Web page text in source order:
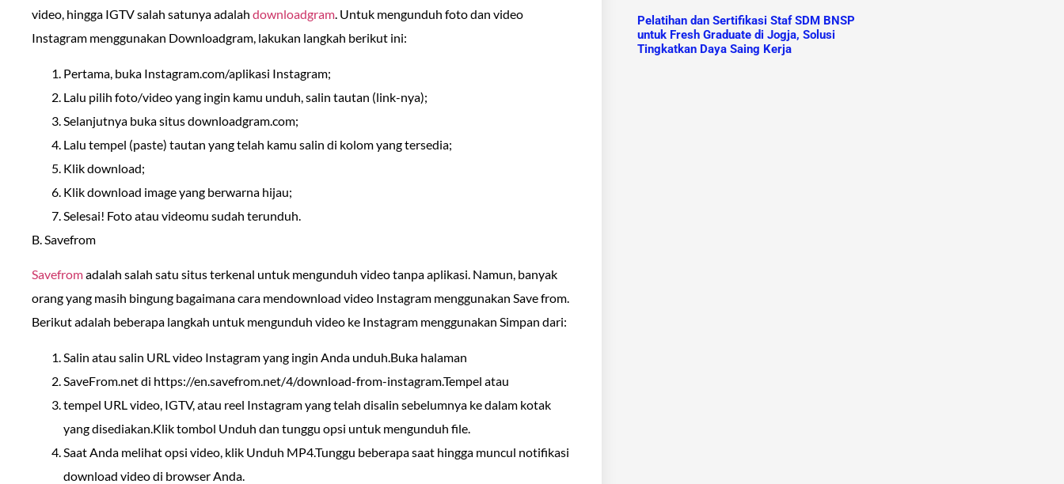
video, hingga IGTV salah satunya adalah downloadgram. Untuk mengunduh foto dan video
Instagram menggunakan Downloadgram, lakukan langkah berikut ini:
Pertama, buka Instagram.com/aplikasi Instagram;
Lalu pilih foto/video yang ingin kamu unduh, salin tautan (link-nya);
Selanjutnya buka situs downloadgram.com;
Lalu tempel (paste) tautan yang telah kamu salin di kolom yang tersedia;
Klik download;
Klik download image yang berwarna hijau;
Selesai! Foto atau videomu sudah terunduh.
B. Savefrom
Savefromadalah salah satu situs terkenal untuk mengunduh video tanpa aplikasi. Namun, banyak
orang yang masih bingung bagaimana cara mendownload video Instagram menggunakan Save from.
Berikut adalah beberapa langkah untuk mengunduh video ke Instagram menggunakan Simpan dari:
Salin atau salin URL video Instagram yang ingin Anda unduh.Buka halaman
SaveFrom.net di https://en.savefrom.net/4/download-from-instagram.Tempel atau
tempel URL video, IGTV, atau reel Instagram yang telah disalin sebelumnya ke dalam kotak
yang disediakan.Klik tombol Unduh dan tunggu opsi untuk mengunduh file.
Saat Anda melihat opsi video, klik Unduh MP4.Tunggu beberapa saat hingga muncul notifikasi
download video di browser Anda.
Pelatihan dan Sertifikasi Staf SDM BNSP
untuk Fresh Graduate di Jogja, Solusi
Tingkatkan Daya Saing Kerja